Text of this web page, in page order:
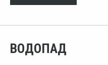
ВОДОПАД